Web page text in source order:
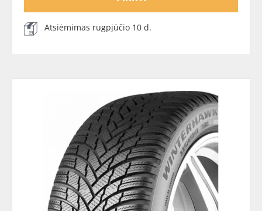
Atsiėmimas rugpjūčio 10 d.